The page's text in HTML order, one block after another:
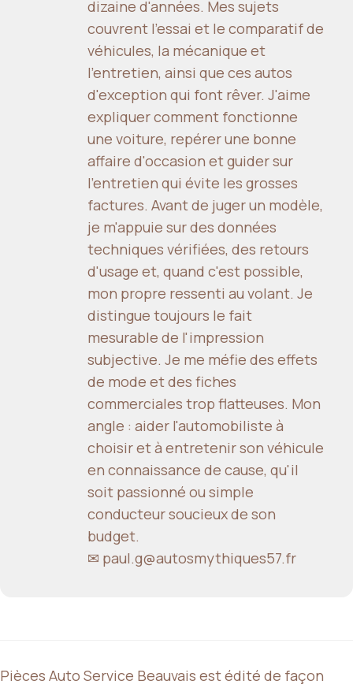
dizaine d'années. Mes sujets
couvrent l'essai et le comparatif de
véhicules, la mécanique et
l'entretien, ainsi que ces autos
d'exception qui font rêver. J'aime
expliquer comment fonctionne
une voiture, repérer une bonne
affaire d'occasion et guider sur
l'entretien qui évite les grosses
factures. Avant de juger un modèle,
je m'appuie sur des données
techniques vérifiées, des retours
d'usage et, quand c'est possible,
mon propre ressenti au volant. Je
distingue toujours le fait
mesurable de l'impression
subjective. Je me méfie des effets
de mode et des fiches
commerciales trop flatteuses. Mon
angle : aider l'automobiliste à
choisir et à entretenir son véhicule
en connaissance de cause, qu'il
soit passionné ou simple
conducteur soucieux de son
budget.
✉ paul.g@autosmythiques57.fr
Pièces Auto Service Beauvais est édité de façon